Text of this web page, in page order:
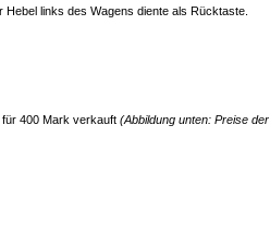
links des Wagens diente als Rücktaste.
400 Mark verkauft (Abbildung unten: Preise der